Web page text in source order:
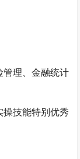
管理、金融统计
操技能特别优秀